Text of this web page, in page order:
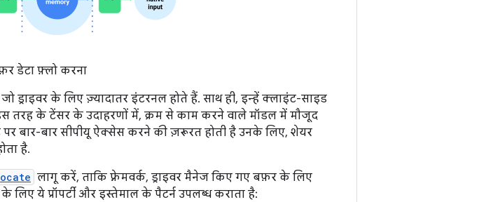
डेटा फ़्लो करना
ड्राइवर के लिए ज़्यादातर इंटरनल होते हैं. साथ ही, इन्हें क्लाइंट-साइड
तरह के टेंसर के उदाहरणों में, क्रम से काम करने वाले मॉडल में मौजूद
बार-बार सीपीयू ऐक्सेस करने की ज़रूरत होती है उनके लिए, शेयर
है.
लागू करें, ताकि फ़्रेमवर्क, ड्राइवर मैनेज किए गए बफ़र के लिए
ये प्रॉपर्टी और इस्तेमाल के पैटर्न उपलब्ध कराता है: